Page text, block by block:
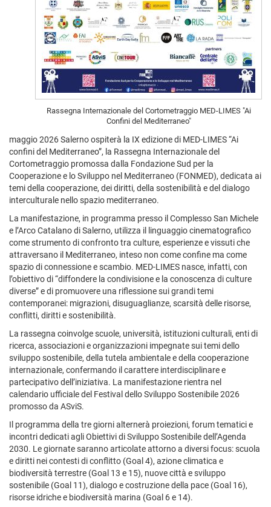
Rassegna Internazionale del Cortometraggio MED-LIMES "Ai
Confini del Mediterraneo"
maggio 2026 Salerno ospiterà la IX edizione di MED-LIMES “Ai
confini del Mediterraneo”, la Rassegna Internazionale del
Cortometraggio promossa dalla Fondazione Sud per la
Cooperazione e lo Sviluppo nel Mediterraneo (FONMED), dedicata ai
temi della cooperazione, dei diritti, della sostenibilità e del dialogo
interculturale nello spazio mediterraneo.
La manifestazione, in programma presso il Complesso San Michele
e l’Arco Catalano di Salerno, utilizza il linguaggio cinematografico
come strumento di confronto tra culture, esperienze e vissuti che
attraversano il Mediterraneo, inteso non come confine ma come
spazio di connessione e scambio. MED-LIMES nasce, infatti, con
l’obiettivo di “diffondere la condivisione e la conoscenza di culture
diverse” e di promuovere una riflessione sui grandi temi
contemporanei: migrazioni, disuguaglianze, scarsità delle risorse,
conflitti, diritti e sostenibilità.
La rassegna coinvolge scuole, università, istituzioni culturali, enti di
ricerca, associazioni e organizzazioni impegnate sui temi dello
sviluppo sostenibile, della tutela ambientale e della cooperazione
internazionale, confermando il carattere interdisciplinare e
partecipativo dell’iniziativa. La manifestazione rientra nel
calendario ufficiale del Festival dello Sviluppo Sostenibile 2026
promosso da ASviS.
Il programma della tre giorni alternerà proiezioni, forum tematici e
incontri dedicati agli Obiettivi di Sviluppo Sostenibile dell’Agenda
2030. Le giornate saranno articolate attorno a diversi focus: scuola
e diritti nei contesti di conflitto (Goal 4), azione climatica e
biodiversità terrestre (Goal 13 e 15), nuove città e sviluppo
sostenibile (Goal 11), dialogo e costruzione della pace (Goal 16),
risorse idriche e biodiversità marina (Goal 6 e 14).